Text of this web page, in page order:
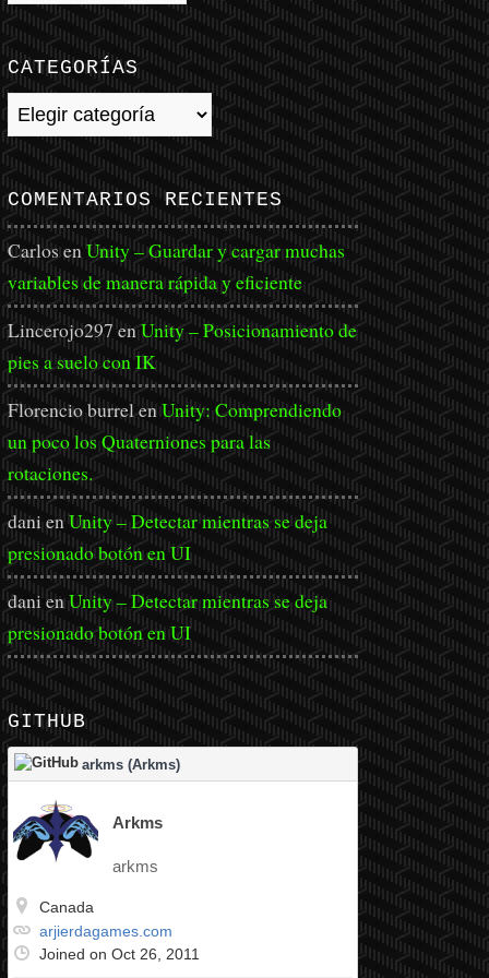
CATEGORÍAS
Categorías
COMENTARIOS RECIENTES
CarlosenUnity – Guardar y cargar muchas
variables de manera rápida y eficiente
Lincerojo297enUnity – Posicionamiento de
pies a suelo con IK
Florencio burrelenUnity: Comprendiendo
un poco los Quaterniones para las
rotaciones.
danienUnity – Detectar mientras se deja
presionado botón en UI
dani enUnity – Detectar mientras se deja
presionado botón en UI
GITHUB
arkms (Arkms)
Arkms
arkms
Canada
arjierdagames.com
Joined on Oct 26, 2011